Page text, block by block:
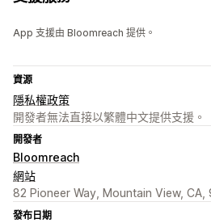
App 支援由 Bloomreach 提供。
資源
隱私權政策
開發者無法直接以繁體中文提供支援。
開發者
Bloomreach
網站
82 Pioneer Way, Mountain View, CA,
發布日期